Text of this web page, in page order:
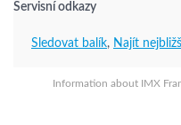
Information about IMX
Servisní odkazy
Sledovat balík, Najít